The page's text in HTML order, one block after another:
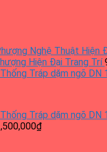
Nghệ Thuật Hiện
Hiện Đại Trang Trí
Tráp dặm ngõ DN
Tráp dặm ngõ DN
₫